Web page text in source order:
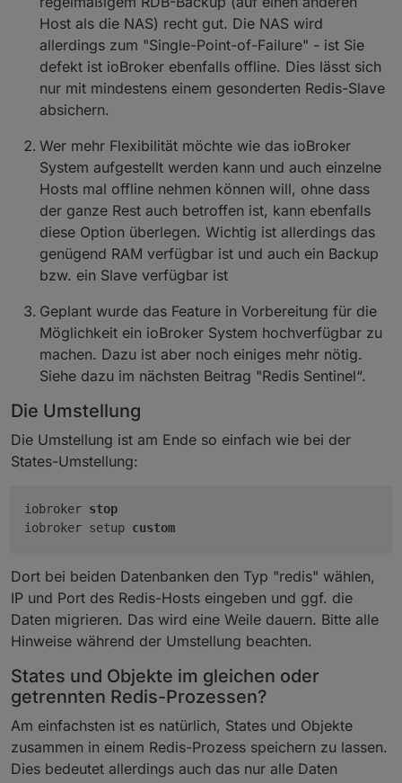
Host als die NAS) recht gut. Die NAS wird
allerdings zum "Single-Point-of-Failure" - ist Sie
defekt ist ioBroker ebenfalls offline. Dies lässt sich
nur mit mindestens einem gesonderten Redis-Slave
absichern.
Wer mehr Flexibilität möchte wie das ioBroker
System aufgestellt werden kann und auch einzelne
Hosts mal offline nehmen können will, ohne dass
der ganze Rest auch betroffen ist, kann ebenfalls
diese Option überlegen. Wichtig ist allerdings das
genügend RAM verfügbar ist und auch ein Backup
bzw. ein Slave verfügbar ist
Geplant wurde das Feature in Vorbereitung für die
Möglichkeit ein ioBroker System hochverfügbar zu
machen. Dazu ist aber noch einiges mehr nötig.
Siehe dazu im nächsten Beitrag "Redis Sentinel“.
Die Umstellung
Die Umstellung ist am Ende so einfach wie bei der
States-Umstellung:
iobroker stop
iobroker setup custom
Dort bei beiden Datenbanken den Typ "redis" wählen,
IP und Port des Redis-Hosts eingeben und ggf. die
Daten migrieren. Das wird eine Weile dauern. Bitte alle
Hinweise während der Umstellung beachten.
States und Objekte im gleichen oder
getrennten Redis-Prozessen?
Am einfachsten ist es natürlich, States und Objekte
zusammen in einem Redis-Prozess speichern zu lassen.
Dies bedeutet allerdings auch das nur alle Daten